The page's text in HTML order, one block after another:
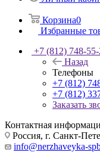
Корзина0
Избранные
+7 (812) 748-55-
Назад
Телефоны
+7 (812)
+7 (812)
Заказать
Контактная
Россия, г. Санкт-
info@nerzhaveyka-